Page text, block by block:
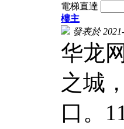
電梯直達
樓主
發表於
华龙
之城
口。